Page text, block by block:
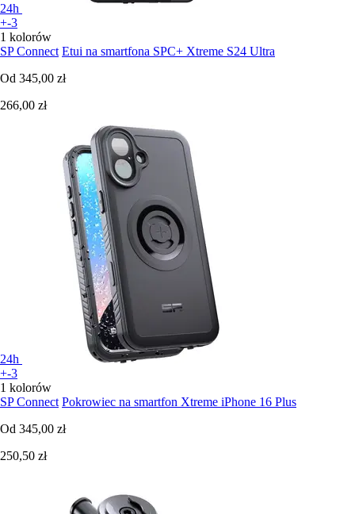
24h
+-3
1 kolorów
SP Connect Etui na smartfona SPC+ Xtreme S24 Ultra
Od 345,00 zł
266,00 zł
24h
+-3
1 kolorów
SP Connect Pokrowiec na smartfon Xtreme iPhone 16 Plus
Od 345,00 zł
250,50 zł